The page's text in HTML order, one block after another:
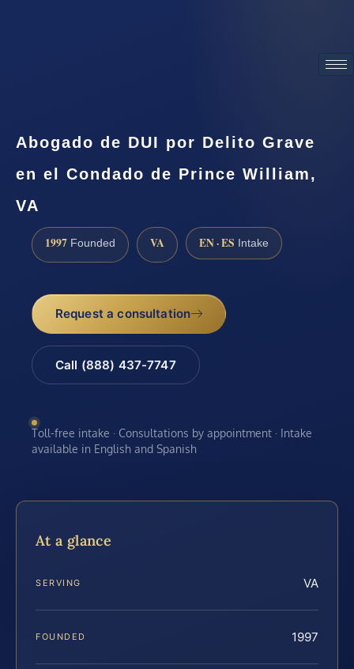
Abogado de DUI por Delito Grave
en el Condado de Prince William,
VA
1997 Founded VA EN · ES Intake
Request a consultation
Call (888) 437-7747
Toll-free intake · Consultations by appointment · Intake
available in English and Spanish
At a glance
SERVING VA
FOUNDED 1997